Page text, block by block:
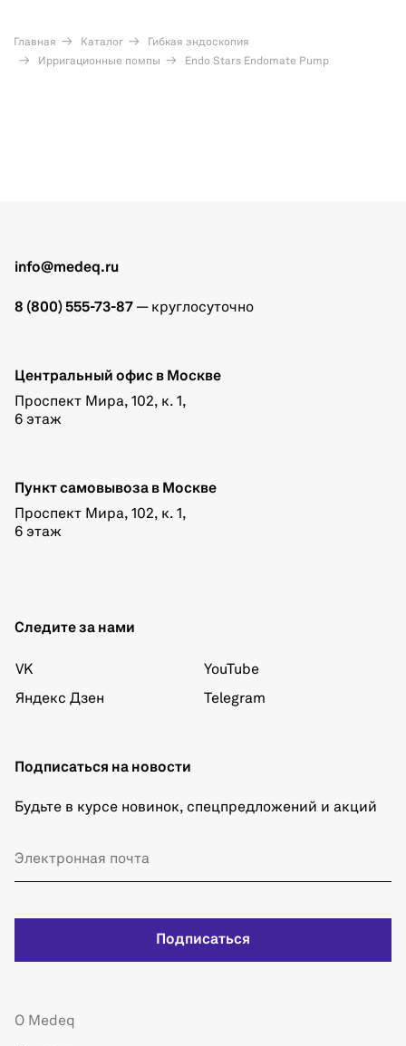
Главная Каталог
Гибкая эндоскопия
Ирригационные помпы
Endo Stars Endomate Pump
info@medeq.ru
8 (800) 555-73-87 — круглосуточно
Центральный офис в Москве
Проспект Мира, 102, к. 1,
6 этаж
Пункт самовывоза в Москве
Проспект Мира, 102, к. 1,
6 этаж
Следите за нами
VK
Яндекс Дзен
YouTube
Telegram
Подписаться на новости
Будьте в курсе новинок, спецпредложений и акций
Подписаться
О Medeq